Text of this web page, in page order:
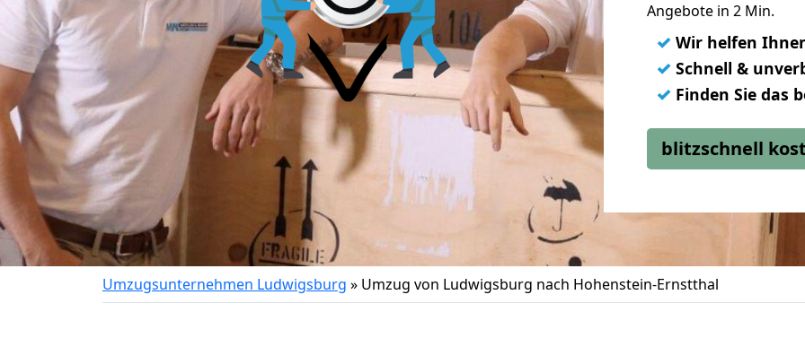
Angebote in 2 Min.
✓ Wir helfen
✓ Schnell &
✓ Finden Sie das
blitzschnell
Umzugsunternehmen Ludwigsburg » Umzug von Ludwigsburg nach Hohenstein-Ernstthal